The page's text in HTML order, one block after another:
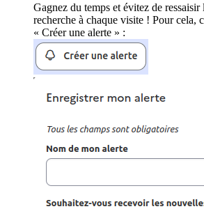
Gagnez du temps et évitez de ressaisir
recherche à chaque visite ! Pour cela,
« Créer une alerte » :